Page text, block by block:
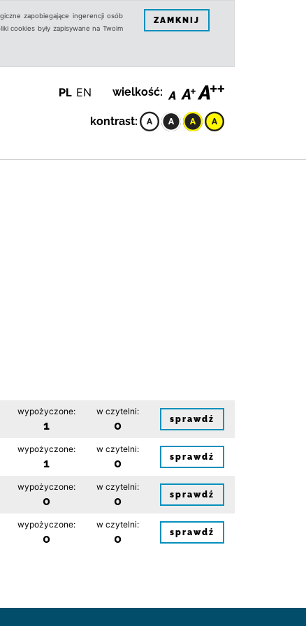
zapobiegające ingerencji osób
cookies były zapisywane na Twoim
ZAMKNIJ
PL EN wielkość:
kontrast:
wypożyczone:
1
w czytelni:
0 sprawdź
wypożyczone:
1
w czytelni:
0 sprawdź
wypożyczone:
0
w czytelni:
0 sprawdź
wypożyczone:
0
w czytelni:
0 sprawdź